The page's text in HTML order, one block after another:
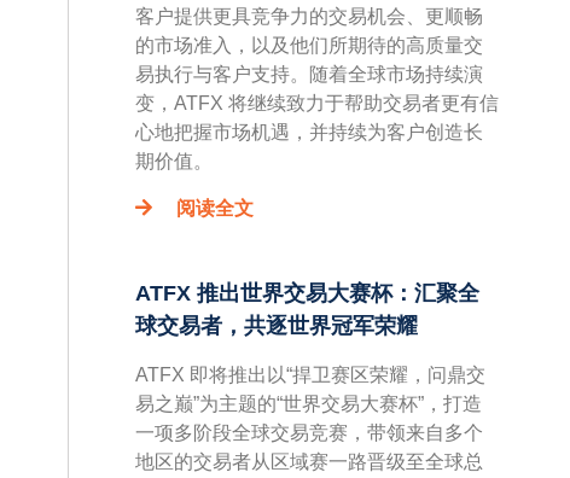
客户提供更具竞争力的交易机会、更顺畅
的市场准入，以及他们所期待的高质量交
易执行与客户支持。随着全球市场持续演
变，ATFX 将继续致力于帮助交易者更有信
心地把握市场机遇，并持续为客户创造长
期价值。
阅读全文
ATFX 推出世界交易大赛杯：汇聚全
球交易者，共逐世界冠军荣耀
ATFX 即将推出以“捍卫赛区荣耀，问鼎交
易之巅”为主题的“世界交易大赛杯”，打造
一项多阶段全球交易竞赛，带领来自多个
地区的交易者从区域赛一路晋级至全球总